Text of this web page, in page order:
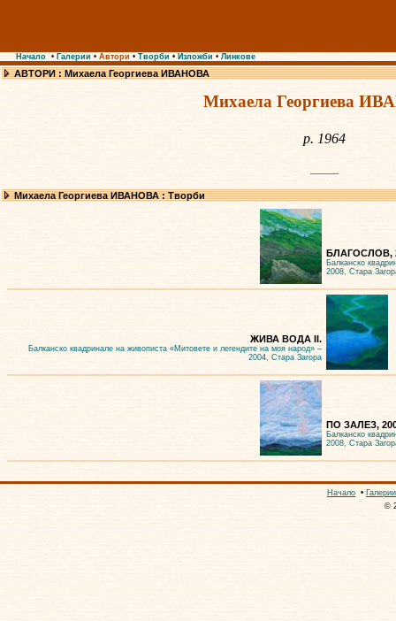
Начало • Галерии • Автори • Творби • Изложби • Линкове
АВТОРИ : Михаела Георгиева ИВАНОВА
Михаела Георгиева
р. 1964
Михаела Георгиева ИВАНОВА : Творби
БЛАГОСЛОВ,
Балканско
2008, Стара
ЖИВА ВОДА II.
Балканско квадринале на живописта «Митовете и легендите на моя народ» –
2004, Стара Загора
ПО ЗАЛЕЗ,
Балканско
2008, Стара
Начало • Галерии
©